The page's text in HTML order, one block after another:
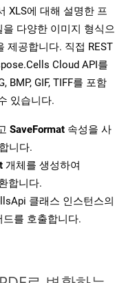
XLS에 대해 설명한 프
다양한 이미지 형식으
제공합니다. 직접 REST
Cloud API를
BMP, GIF, TIFF를 포함
있습니다.
SaveFormat 속성을 사
니다.
개체를 생성하여
합니다.
클래스 인스턴스의
드를 호출합니다.